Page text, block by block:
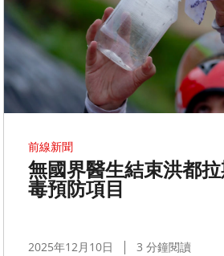
前線新聞
無國界醫生結束洪都
毒預防項目
2025年12月10日 3 分鐘閱讀